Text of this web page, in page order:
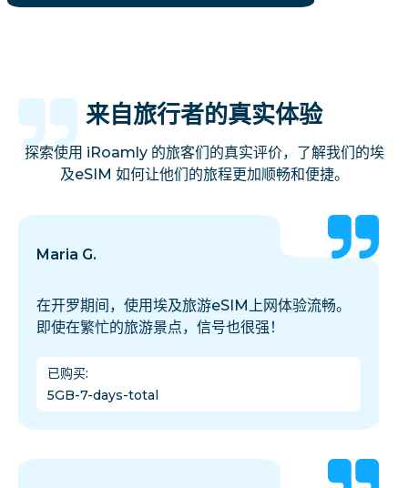
来自旅行者的真实体验
探索使用 iRoamly 的旅客们的真实评价，了解我们的埃
及eSIM 如何让他们的旅程更加顺畅和便捷。
Maria G.
在开罗期间，使用埃及旅游eSIM上网体验流畅。
即使在繁忙的旅游景点，信号也很强！
已购买:
5GB-7-days-total